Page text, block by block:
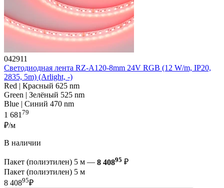
042911
Светодиодная лента RZ-A120-8mm 24V RGB (12 W/m, IP20,
2835, 5m) (Arlight, -)
Red | Красный 625 nm
Green | Зелёный 525 nm
Blue | Синий 470 nm
1 68179
₽/м
В наличии
Пакет (полиэтилен) 5 м — 8 40895 ₽
Пакет (полиэтилен) 5 м
8 40895₽